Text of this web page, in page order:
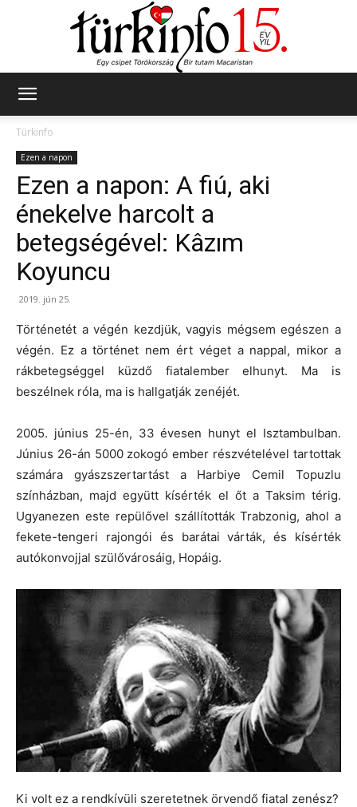
Türkinfo
Ezen a napon
Ezen a napon: A fiú, aki
énekelve harcolt a
betegségével: Kâzım
Koyuncu
2019. jún 25.
Történetét a végén kezdjük, vagyis mégsem egészen a
végén. Ez a történet nem ért véget a nappal, mikor a
rákbetegséggel küzdő fiatalember elhunyt. Ma is
beszélnek róla, ma is hallgatják zenéjét.
2005. június 25-én, 33 évesen hunyt el Isztambulban.
Június 26-án 5000 zokogó ember részvételével tartottak
számára gyászszertartást a Harbiye Cemil Topuzlu
színházban, majd együtt kísérték el őt a Taksim térig.
Ugyanezen este repülővel szállították Trabzonig, ahol a
fekete-tengeri rajongói és barátai várták, és kísérték
autókonvojjal szülővárosáig, Hopáig.
Ki volt ez a rendkívüli szeretetnek örvendő fiatal zenész?